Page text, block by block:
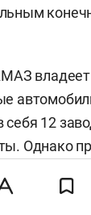
владеет
12
Однако
тренд,